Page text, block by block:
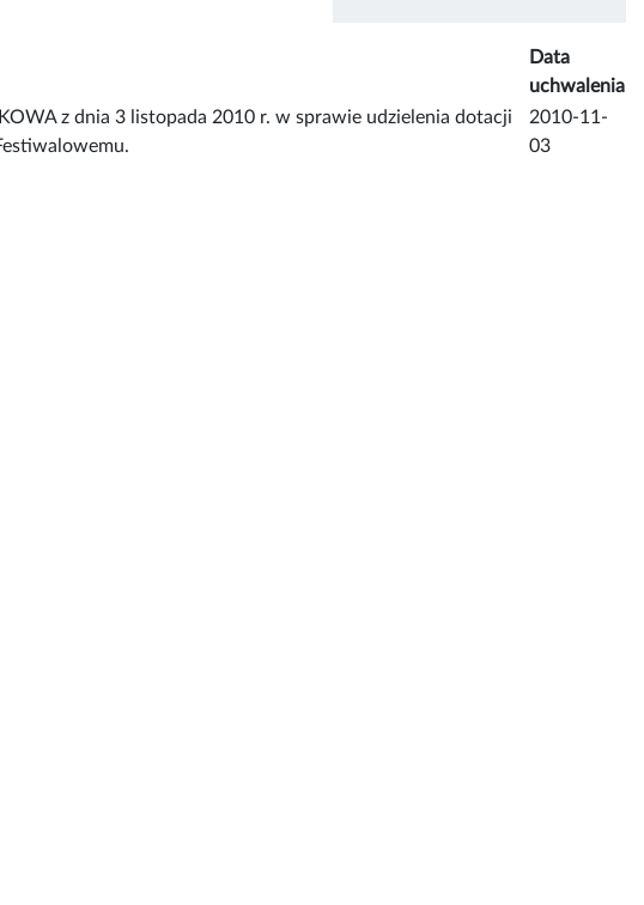
Data
uchwalenia
z dnia 3 listopada 2010 r. w sprawie udzielenia dotacji
2010-11-
03